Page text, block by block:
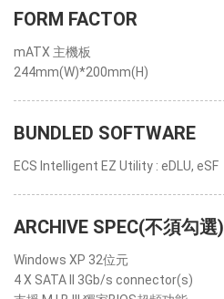
FORM FACTOR
mATX 主機板
244mm(W)*200mm(H)
BUNDLED SOFTWARE
ECS Intelligent EZ Utility : eDLU, eSF
ARCHIVE SPEC(不須勾選)
Windows XP 32位元
4 X SATA II 3Gb/s connector(s)